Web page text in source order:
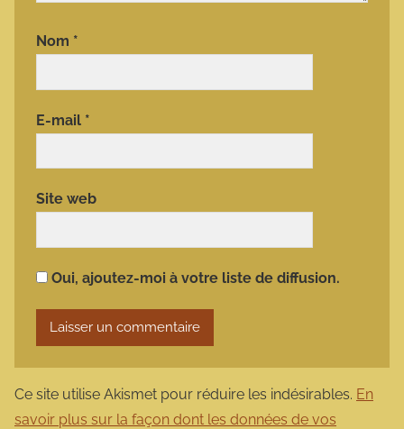
Nom *
E-mail *
Site web
Oui, ajoutez-moi à votre liste de diffusion.
Ce site utilise Akismet pour réduire les indésirables. En
savoir plus sur la façon dont les données de vos